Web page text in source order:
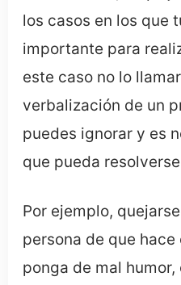
los casos en los que
importante para
este caso no lo
verbalización de un
puedes ignorar y es
que pueda
Por ejemplo,
persona de que
ponga de mal humor,